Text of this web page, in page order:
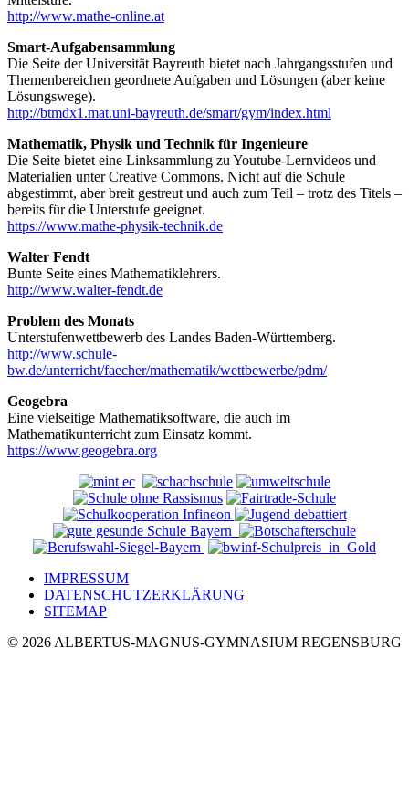
http://www.mathe-online.at
Smart-Aufgabensammlung
Die Seite der Universität Bayreuth bietet nach Jahrgangsstufen und
Themenbereichen geordnete Aufgaben und Lösungen (aber keine
Lösungswege).
http://btmdx1.mat.uni-bayreuth.de/smart/gym/index.html
Mathematik, Physik und Technik für Ingenieure
Die Seite bietet eine Linksammlung zu Youtube-Lernvideos und
Materialien unter Creative Commons. Nicht auf die Schule
abgestimmt, aber breit gestreut und auch zum Teil – trotz des Titels –
bereits für die Unterstufe geeignet.
https://www.mathe-physik-technik.de
Walter Fendt
Bunte Seite eines Mathematiklehrers.
http://www.walter-fendt.de
Problem des Monats
Unterstufenwettbewerb des Landes Baden-Württemberg.
http://www.schule-
bw.de/unterricht/faecher/mathematik/wettbewerbe/pdm/
Geogebra
Eine vielseitige Mathematiksoftware, die auch im
Mathematikunterricht zum Einsatz kommt.
https://www.geogebra.org
IMPRESSUM
DATENSCHUTZERKLÄRUNG
SITEMAP
© 2026 ALBERTUS-MAGNUS-GYMNASIUM REGENSBURG